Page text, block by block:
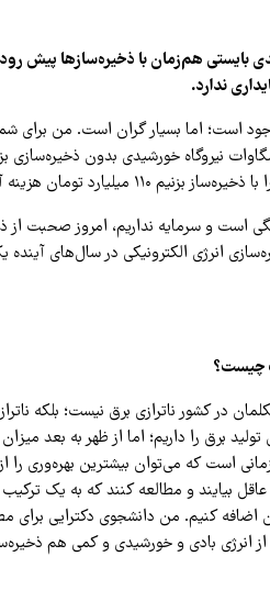
بایستی هم‌زمان با ذخیره‌سازها پیش
ندارد.
است؛ اما بسیار گران است. من برای
تومان هزینه آن می‌شود.
است و سرمایه نداریم، امروز صحبت از
انرژی الکترونیکی در سال‌های آینده
چیست؟
در کشور ناترازی برق نیست؛ بلکه
برق را داریم؛ اما از ظهر به بعد
است که می‌توان بیشترین بهره‌وری را
عاقل بیایند و مطالعه کنند که به یک
کنیم. من دانشجوی دکترایی برای
انرژی بادی و خورشیدی و کمی هم